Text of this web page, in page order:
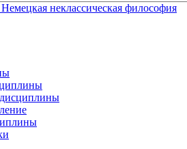
неклассическая философия